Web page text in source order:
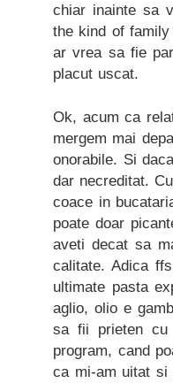
chiar inainte sa
the kind of
ar vrea sa fie
placut uscat.
Ok, acum ca
mergem mai
onorabile. Si
dar necreditat.
coace in
poate doar
aveti decat sa
calitate. Adica
ultimate pasta
aglio, olio e
sa fii prieten cu
program, cand
ca mi-am uitat si